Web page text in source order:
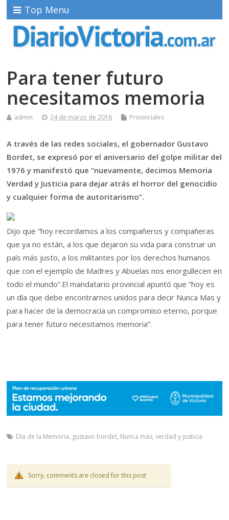
Top Menu
Para tener futuro
necesitamos memoria
admin 24 de marzo de 2018 Provinciales
A través de las redes sociales, el gobernador Gustavo
Bordet, se expresó por el aniversario del golpe militar del
1976 y manifestó que “nuevamente, decimos Memoria
Verdad y Justicia para dejar atrás el horror del genocidio
y cualquier forma de autoritarismo”.
Dijo que “hoy recordamos a los compañeros y compañeras
que ya no están, a los que dejaron su vida para construir un
país más justo, a los militantes por los derechos humanos
que con el ejemplo de Madres y Abuelas nos enorgullecen en
todo el mundo”.El mandatario provincial apuntó que “hoy es
un día que debe encontrarnos unidos para decir Nunca Mas y
para hacer de la democracia un compromiso eterno, porque
para tener futuro necesitamos memoria”.
Día de la Memoria, gustavo bordet, Nunca más,verdad y justicia
Sorry, comments are closed for this post